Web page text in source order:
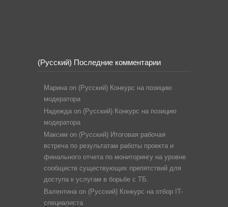
(Русский) Последние комментарии
Марина on (Русский) Конкурс на позицию
модератора
Надежда on (Русский) Конкурс на позицию
модератора
Максим on (Русский) Итоговая рабочая
встреча по результатам работы проекта и
финального отчета по мониторингу на уровне
сообществ существующих препятствий для
доступа к услугам в борьбе с ТБ.
Валентина on (Русский) Конкурс на отбор IT-
специалиста